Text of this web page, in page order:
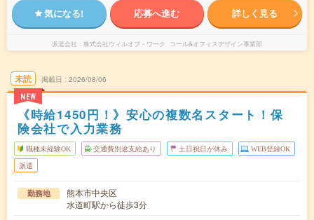
気になる! 応募へ進む 詳しく見る
派遣会社 株式会社ウィルオブ・ワーク コール&オフィスデザイン事業部
未読
NEW
掲載日 2026/08/06
《時給1450円！》安心の複数名スタート！保
険会社で入力業務
職種未経験OK 交通費別途支給あり 土日祝日が休み WEB登録OK
派遣
勤務地
熊本市中央区
水道町駅から徒歩3分